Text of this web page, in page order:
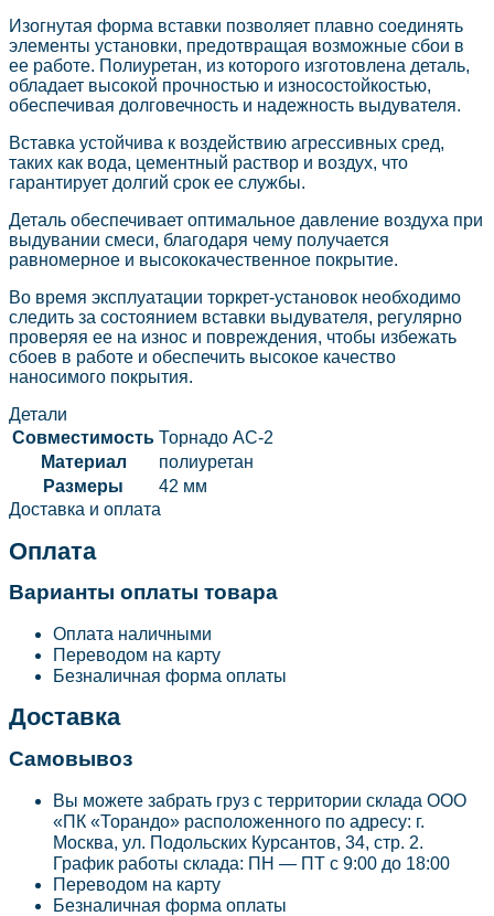
Изогнутая форма вставки позволяет плавно соединять
элементы установки, предотвращая возможные сбои в
ее работе. Полиуретан, из которого изготовлена деталь,
обладает высокой прочностью и износостойкостью,
обеспечивая долговечность и надежность выдувателя.
Вставка устойчива к воздействию агрессивных сред,
таких как вода, цементный раствор и воздух, что
гарантирует долгий срок ее службы.
Деталь обеспечивает оптимальное давление воздуха при
выдувании смеси, благодаря чему получается
равномерное и высококачественное покрытие.
Во время эксплуатации торкрет-установок необходимо
следить за состоянием вставки выдувателя, регулярно
проверяя ее на износ и повреждения, чтобы избежать
сбоев в работе и обеспечить высокое качество
наносимого покрытия.
Детали
Совместимость Торнадо АС-2
Материал
полиуретан
Размеры
42 мм
Доставка и оплата
Оплата
Варианты оплаты товара
Оплата наличными
Переводом на карту
Безналичная форма оплаты
Доставка
Самовывоз
Вы можете забрать груз с территории склада ООО
«ПК «Торандо» расположенного по адресу: г.
Москва, ул. Подольских Курсантов, 34, стр. 2.
График работы склада: ПН — ПТ с 9:00 до 18:00
Переводом на карту
Безналичная форма оплаты